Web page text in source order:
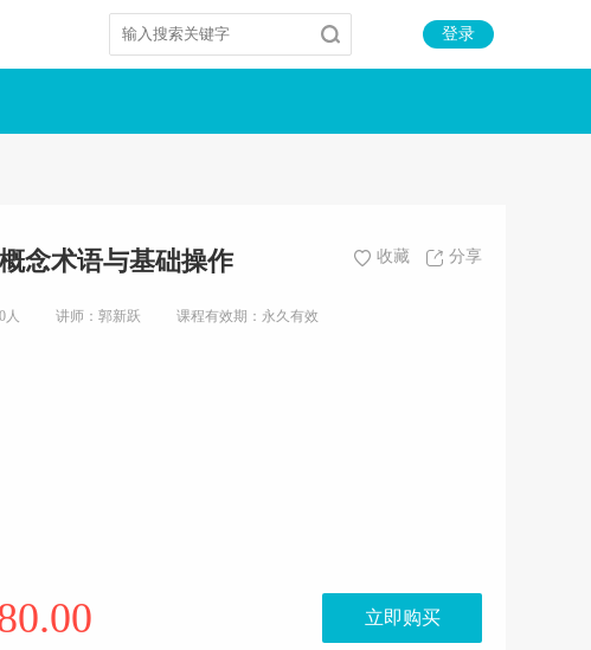
登录
念术语与基础操作 收藏 分享
人 讲师：郭新跃 课程有效期：永久有效
立即购买